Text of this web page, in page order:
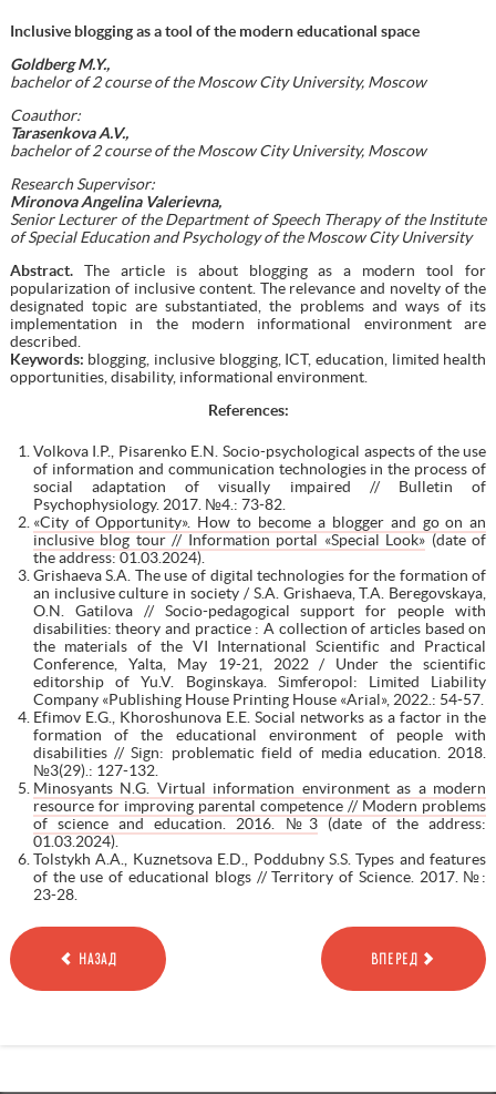
Inclusive blogging as a tool of the modern educational space
Goldberg M.Y.,
bachelor of 2 course of the Moscow City University, Moscow
Coauthor:
Tarasenkova A.V.,
bachelor of 2 course of the Moscow City University, Moscow
Research Supervisor:
Mironova Angelina Valerievna,
Senior Lecturer of the Department of Speech Therapy of the Institute
of Special Education and Psychology of theMoscow City University
Abstract. The article is about blogging as a modern tool for
popularization of inclusive content. The relevance and novelty of the
designated topic are substantiated, the problems and ways of its
implementation in the modern informational environment are
described.
Keywords: blogging, inclusive blogging, ICT, education, limited health
opportunities, disability, informational environment.
References:
Volkova I.P., Pisarenko E.N. Socio-psychological aspects of the use
of information and communication technologies in the process of
social adaptation of visually impaired // Bulletin of
Psychophysiology. 2017. №4.: 73-82.
«City of Opportunity». How to become a blogger and go on an
inclusive blog tour // Information portal «Special Look» (date of
the address: 01.03.2024).
Grishaeva S.A. The use of digital technologies for the formation of
an inclusive culture in society / S.A. Grishaeva, T.A. Beregovskaya,
O.N. Gatilova // Socio-pedagogical support for people with
disabilities: theory and practice : A collection of articles based on
the materials of the VI International Scientific and Practical
Conference, Yalta, May 19-21, 2022 / Under the scientific
editorship of Yu.V. Boginskaya. Simferopol: Limited Liability
Company «Publishing House Printing House «Arial», 2022.: 54-57.
Efimov E.G., Khoroshunova E.E. Social networks as a factor in the
formation of the educational environment of people with
disabilities // Sign: problematic field of media education. 2018.
№3(29).: 127-132.
Minosyants N.G. Virtual information environment as a modern
resource for improving parental competence // Modern problems
of science and education. 2016. №3(date of the address:
01.03.2024).
Tolstykh A.A., Kuznetsova E.D., Poddubny S.S. Types and features
of the use of educational blogs // Territory of Science. 2017. №:
23-28.
НАЗАД ВПЕРЕД